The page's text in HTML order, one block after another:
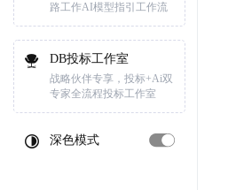
路工作AI模型指引工作流
DB投标工作室
战略伙伴专享，投标+Ai双
专家全流程投标工作室
深色模式